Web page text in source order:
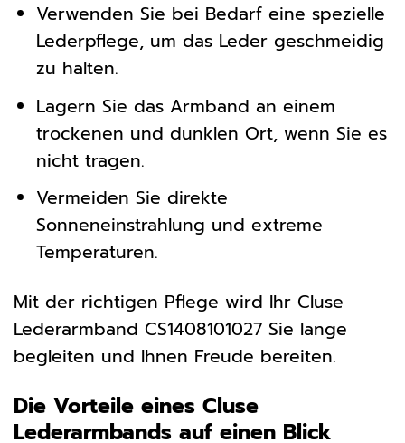
Verwenden Sie bei Bedarf eine spezielle
Lederpflege, um das Leder geschmeidig
zu halten.
Lagern Sie das Armband an einem
trockenen und dunklen Ort, wenn Sie es
nicht tragen.
Vermeiden Sie direkte
Sonneneinstrahlung und extreme
Temperaturen.
Mit der richtigen Pflege wird Ihr Cluse
Lederarmband CS1408101027 Sie lange
begleiten und Ihnen Freude bereiten.
Die Vorteile eines Cluse
Lederarmbands auf einen Blick